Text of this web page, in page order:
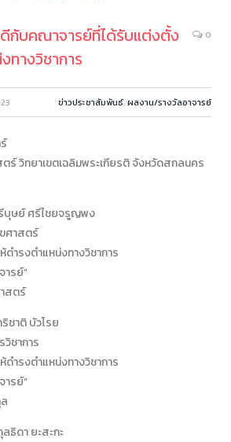
กับคณาจารย์ที่ได้รับแต่งตั้ง
ทางวิชาการ
0
ข่าวประชาสัมพันธ์,ผลงาน/รางวัลอาจารย์
ร์ วิทยาเขตเฉลิมพระเกียรติ จังหวัดสกลนคร
บุษย์ ศรีไชยจรูญพง
ศาสตร์
ดำรงตำแหน่งทางวิชาการ
ารย์”
สตร์
ชาติ บัวโรย
ชาการ
ดำรงตำแหน่งทางวิชาการ
ารย์”
ธิดา ยะสะกะ